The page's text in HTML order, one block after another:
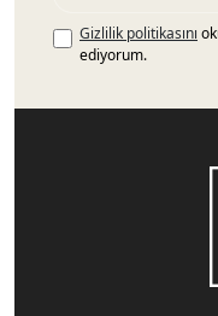
Gizlilik politikasını
ediyorum.